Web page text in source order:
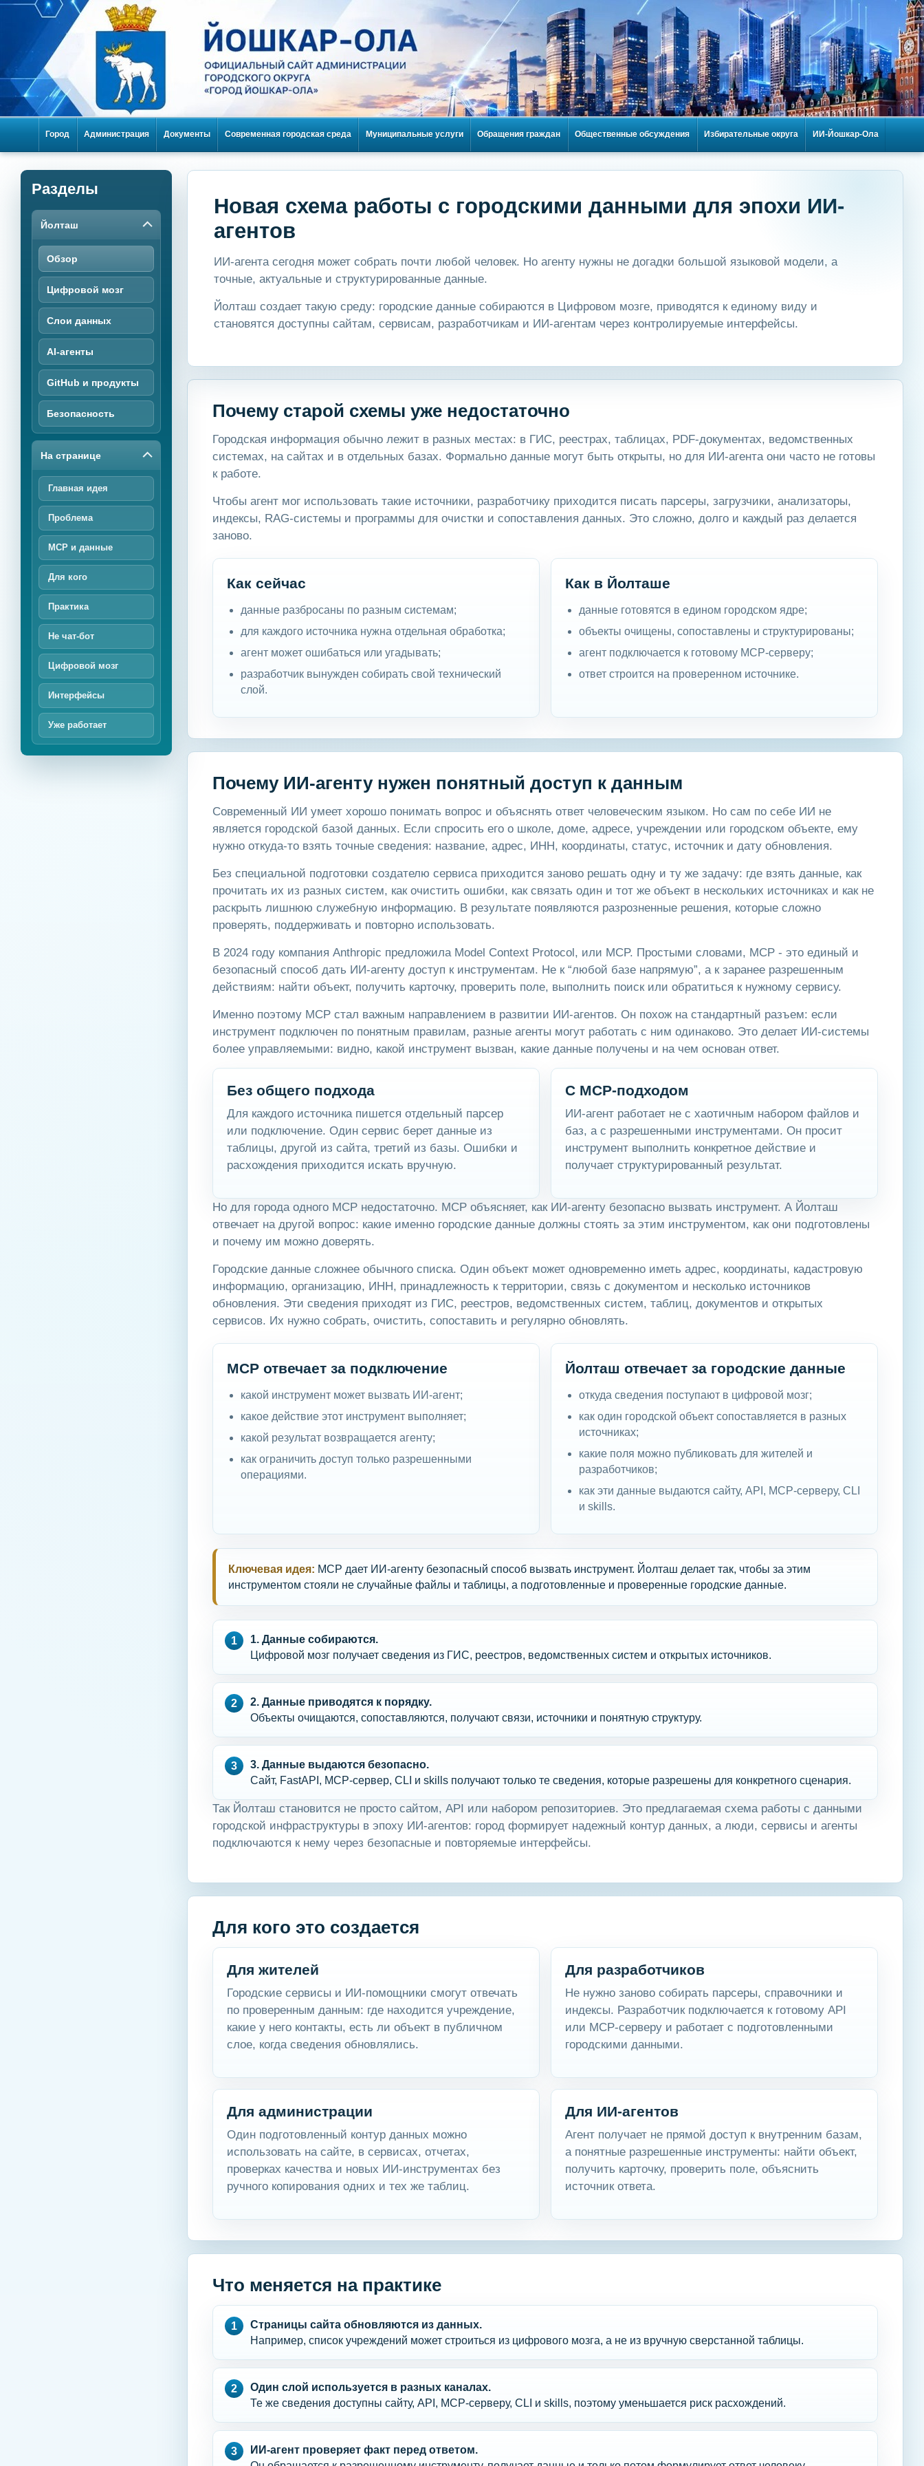
Город Администрация Документы Современная городская среда Муниципальные услуги Обращения граждан Общественные обсуждения Избирательные округа ИИ-Йошкар-Ола
Разделы
Йолташ
Обзор
Цифровой мозг
Слои данных
AI-агенты
GitHub и продукты
Безопасность
На странице
Главная идея
Проблема
MCP и данные
Для кого
Практика
Не чат-бот
Цифровой мозг
Интерфейсы
Уже работает
Новая схема работы с городскими данными для эпохи ИИ-
агентов
ИИ-агента сегодня может собрать почти любой человек. Но агенту нужны не догадки большой языковой модели, а
точные, актуальные и структурированные данные.
Йолташ создает такую среду: городские данные собираются в Цифровом мозге, приводятся к единому виду и
становятся доступны сайтам, сервисам, разработчикам и ИИ-агентам через контролируемые интерфейсы.
Почему старой схемы уже недостаточно
Городская информация обычно лежит в разных местах: в ГИС, реестрах, таблицах, PDF-документах, ведомственных
системах, на сайтах и в отдельных базах. Формально данные могут быть открыты, но для ИИ-агента они часто не готовы
к работе.
Чтобы агент мог использовать такие источники, разработчику приходится писать парсеры, загрузчики, анализаторы,
индексы, RAG-системы и программы для очистки и сопоставления данных. Это сложно, долго и каждый раз делается
заново.
Как сейчас
данные разбросаны по разным системам;
для каждого источника нужна отдельная обработка;
агент может ошибаться или угадывать;
разработчик вынужден собирать свой технический
слой.
Как в Йолташе
данные готовятся в едином городском ядре;
объекты очищены, сопоставлены и структурированы;
агент подключается к готовому MCP-серверу;
ответ строится на проверенном источнике.
Почему ИИ-агенту нужен понятный доступ к данным
Современный ИИ умеет хорошо понимать вопрос и объяснять ответ человеческим языком. Но сам по себе ИИ не
является городской базой данных. Если спросить его о школе, доме, адресе, учреждении или городском объекте, ему
нужно откуда-то взять точные сведения: название, адрес, ИНН, координаты, статус, источник и дату обновления.
Без специальной подготовки создателю сервиса приходится заново решать одну и ту же задачу: где взять данные, как
прочитать их из разных систем, как очистить ошибки, как связать один и тот же объект в нескольких источниках и как не
раскрыть лишнюю служебную информацию. В результате появляются разрозненные решения, которые сложно
проверять, поддерживать и повторно использовать.
В 2024 году компания Anthropic предложила Model Context Protocol, или MCP. Простыми словами, MCP - это единый и
безопасный способ дать ИИ-агенту доступ к инструментам. Не к “любой базе напрямую”, а к заранее разрешенным
действиям: найти объект, получить карточку, проверить поле, выполнить поиск или обратиться к нужному сервису.
Именно поэтому MCP стал важным направлением в развитии ИИ-агентов. Он похож на стандартный разъем: если
инструмент подключен по понятным правилам, разные агенты могут работать с ним одинаково. Это делает ИИ-системы
более управляемыми: видно, какой инструмент вызван, какие данные получены и на чем основан ответ.
Без общего подхода
Для каждого источника пишется отдельный парсер
или подключение. Один сервис берет данные из
таблицы, другой из сайта, третий из базы. Ошибки и
расхождения приходится искать вручную.
С MCP-подходом
ИИ-агент работает не с хаотичным набором файлов и
баз, а с разрешенными инструментами. Он просит
инструмент выполнить конкретное действие и
получает структурированный результат.
Но для города одного MCP недостаточно. MCP объясняет, как ИИ-агенту безопасно вызвать инструмент. А Йолташ
отвечает на другой вопрос: какие именно городские данные должны стоять за этим инструментом, как они подготовлены
и почему им можно доверять.
Городские данные сложнее обычного списка. Один объект может одновременно иметь адрес, координаты, кадастровую
информацию, организацию, ИНН, принадлежность к территории, связь с документом и несколько источников
обновления. Эти сведения приходят из ГИС, реестров, ведомственных систем, таблиц, документов и открытых
сервисов. Их нужно собрать, очистить, сопоставить и регулярно обновлять.
MCP отвечает за подключение
какой инструмент может вызвать ИИ-агент;
какое действие этот инструмент выполняет;
какой результат возвращается агенту;
как ограничить доступ только разрешенными
операциями.
Йолташ отвечает за городские данные
откуда сведения поступают в цифровой мозг;
как один городской объект сопоставляется в разных
источниках;
какие поля можно публиковать для жителей и
разработчиков;
как эти данные выдаются сайту, API, MCP-серверу, CLI
и skills.
Ключевая идея: MCP дает ИИ-агенту безопасный способ вызвать инструмент. Йолташ делает так, чтобы за этим
инструментом стояли не случайные файлы и таблицы, а подготовленные и проверенные городские данные.
1. Данные собираются.
Цифровой мозг получает сведения из ГИС, реестров, ведомственных систем и открытых источников.
2. Данные приводятся к порядку.
Объекты очищаются, сопоставляются, получают связи, источники и понятную структуру.
3. Данные выдаются безопасно.
Сайт, FastAPI, MCP-сервер, CLI и skills получают только те сведения, которые разрешены для конкретного сценария.
Так Йолташ становится не просто сайтом, API или набором репозиториев. Это предлагаемая схема работы с данными
городской инфраструктуры в эпоху ИИ-агентов: город формирует надежный контур данных, а люди, сервисы и агенты
подключаются к нему через безопасные и повторяемые интерфейсы.
Для кого это создается
Для жителей
Городские сервисы и ИИ-помощники смогут отвечать
по проверенным данным: где находится учреждение,
какие у него контакты, есть ли объект в публичном
слое, когда сведения обновлялись.
Для разработчиков
Не нужно заново собирать парсеры, справочники и
индексы. Разработчик подключается к готовому API
или MCP-серверу и работает с подготовленными
городскими данными.
Для администрации
Один подготовленный контур данных можно
использовать на сайте, в сервисах, отчетах,
проверках качества и новых ИИ-инструментах без
ручного копирования одних и тех же таблиц.
Для ИИ-агентов
Агент получает не прямой доступ к внутренним базам,
а понятные разрешенные инструменты: найти объект,
получить карточку, проверить поле, объяснить
источник ответа.
Что меняется на практике
Страницы сайта обновляются из данных.
Например, список учреждений может строиться из цифрового мозга, а не из вручную сверстанной таблицы.
Один слой используется в разных каналах.
Те же сведения доступны сайту, API, MCP-серверу, CLI и skills, поэтому уменьшается риск расхождений.
ИИ-агент проверяет факт перед ответом.